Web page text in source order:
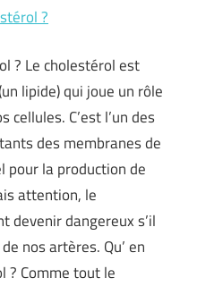
?
? Le cholestérol est
lipide) qui joue un rôle
C’est l’un des
des membranes de
pour la production de
attention, le
devenir dangereux s’il
nos artères. Qu’ en
? Comme tout le